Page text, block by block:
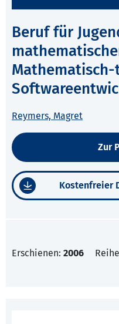
Beruf für
Reymers, Magret
Zur
Kostenfreier
Erschienen: 2006